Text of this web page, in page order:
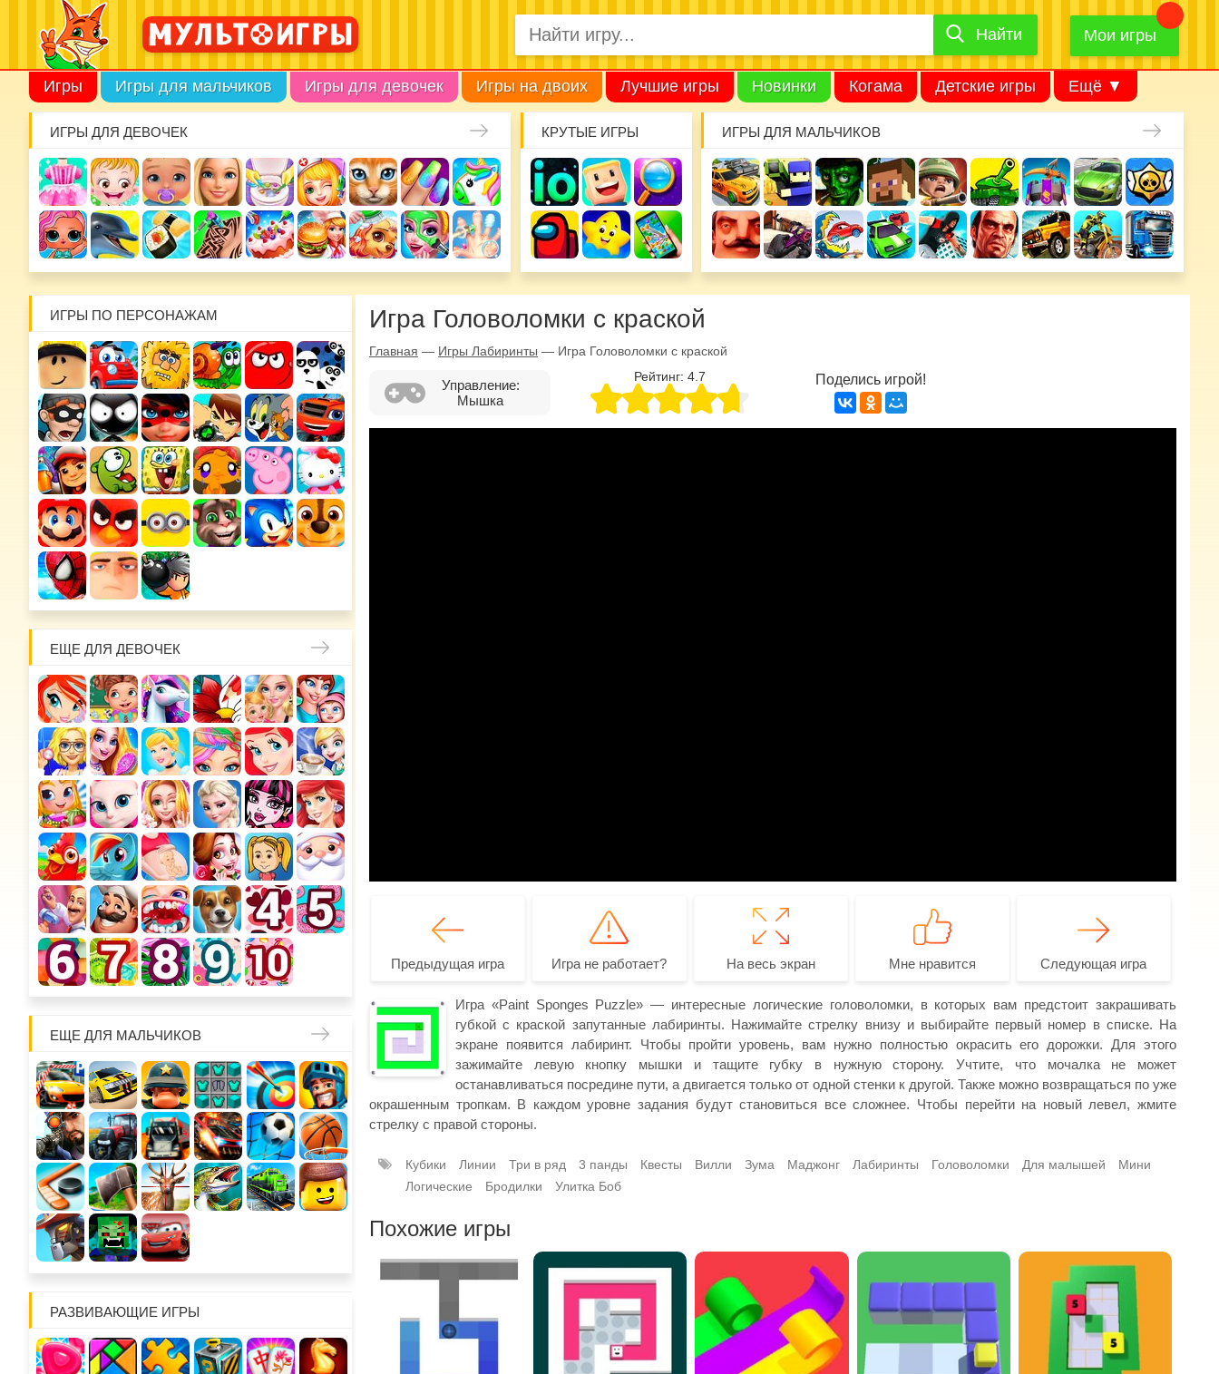
Найти
Найти Мои игры
Игры Игры для мальчиков Игры для девочек Игры на двоих Лучшие игры Новинки Когама Детские игры Ещё ▼
ИГРЫ ДЛЯ ДЕВОЧЕК КРУТЫЕ ИГРЫ ИГРЫ ДЛЯ МАЛЬЧИКОВ
ИГРЫ ПО ПЕРСОНАЖАМ
ЕЩЕ ДЛЯ ДЕВОЧЕК
ЕЩЕ ДЛЯ МАЛЬЧИКОВ
РАЗВИВАЮЩИЕ ИГРЫ
Игра Головоломки с краской
Главная — Игры Лабиринты — Игра Головоломки с краской
Управление:
Мышка
Рейтинг: 4.7 Поделись игрой!
Предыдущая игра Игра не работает? На весь экран Мне нравится Следующая игра
Игра «Paint Sponges Puzzle» — интересные логические головоломки, в которых вам предстоит закрашивать
губкой с краской запутанные лабиринты. Нажимайте стрелку внизу и выбирайте первый номер в списке. На
экране появится лабиринт. Чтобы пройти уровень, вам нужно полностью окрасить его дорожки. Для этого
зажимайте левую кнопку мышки и тащите губку в нужную сторону. Учтите, что мочалка не может
останавливаться посредине пути, а двигается только от одной стенки к другой. Также можно возвращаться по уже
окрашенным тропкам. В каждом уровне задания будут становиться все сложнее. Чтобы перейти на новый левел, жмите
стрелку с правой стороны.
Кубики Линии Три в ряд 3 панды Квесты Вилли Зума Маджонг Лабиринты Головоломки Для малышей
Мини
Логические
Бродилки Улитка Боб
Похожие игры